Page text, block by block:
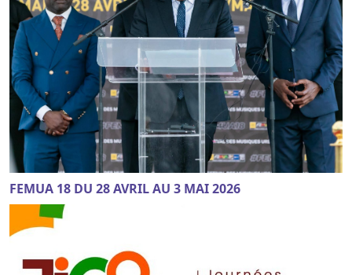
FEMUA 18 DU 28 AVRIL AU 3 MAI 2026